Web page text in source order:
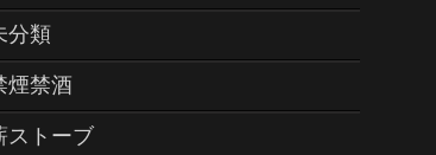
分類
煙禁酒
ストーブ